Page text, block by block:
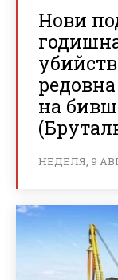
Нови
на
НЕДЕЛЯ, 9